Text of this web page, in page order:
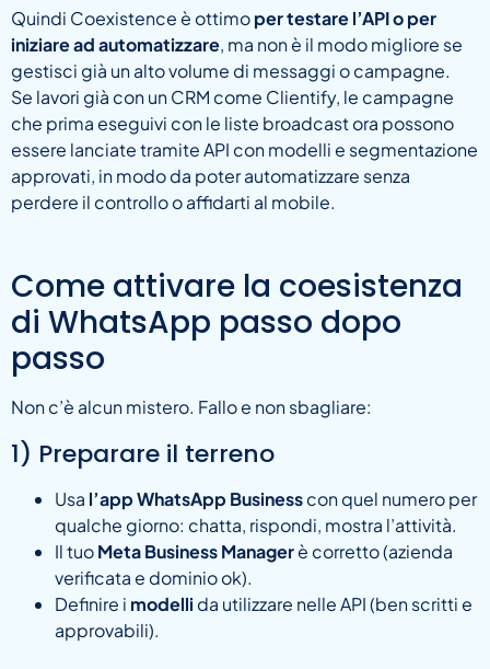
Quindi Coexistence è ottimoper testare l’API o per
iniziare ad automatizzare, ma non è il modo migliore se
gestisci già un alto volume di messaggi o campagne.
Se lavori già con un CRM come Clientify, le campagne
che prima eseguivi con le liste broadcast ora possono
essere lanciate tramite API con modelli e segmentazione
approvati, in modo da poter automatizzare senza
perdere il controllo o affidarti al mobile.
Come attivare la coesistenza
di WhatsApp passo dopo
passo
Non c’è alcun mistero. Fallo e non sbagliare:
1) Preparare il terreno
Usa l’app WhatsApp Businesscon quel numero per
qualche giorno: chatta, rispondi, mostra l’attività.
Il tuoMeta Business Managerè corretto (azienda
verificata e dominio ok).
Definire i modelli da utilizzare nelle API (ben scritti e
approvabili).